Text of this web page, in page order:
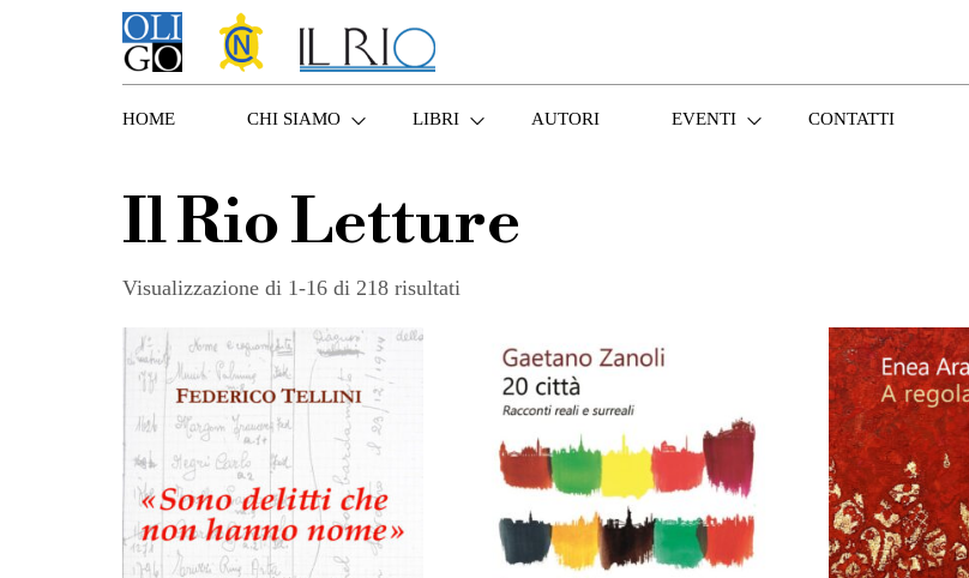
HOME CHI SIAMO LIBRI AUTORI EVENTI CONTATTI
Il Rio Letture
Visualizzazione di 1-16 di 218 risultati